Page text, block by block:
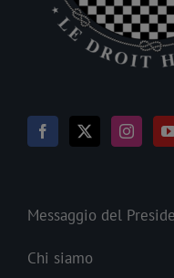
Messaggio del
Chi siamo